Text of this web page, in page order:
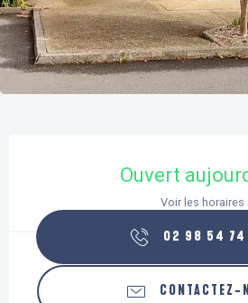
Ouvert
Voir les horaires
02 98 54 74
CONTACTEZ-